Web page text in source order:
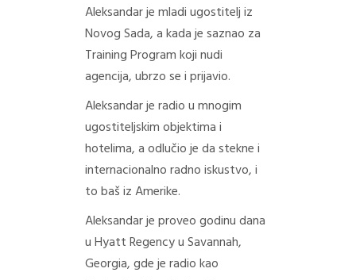
Aleksandar je mladi ugostitelj iz
Novog Sada, a kada je saznao za
Training Program koji nudi
agencija, ubrzo se i prijavio.
Aleksandar je radio u mnogim
ugostiteljskim objektima i
hotelima, a odlučio je da stekne i
internacionalno radno iskustvo, i
to baš iz Amerike.
Aleksandar je proveo godinu dana
u Hyatt Regency u Savannah,
Georgia, gde je radio kao